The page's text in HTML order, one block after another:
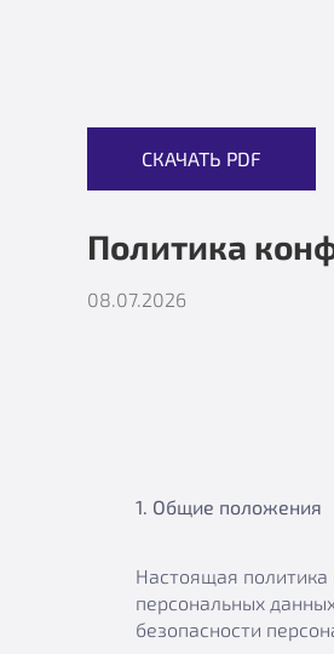
СКАЧАТЬ PDF
Политика
08.07.2026
1. Общие положения
Настоящая политика
персональных
безопасности